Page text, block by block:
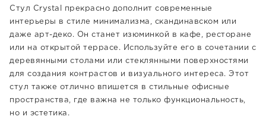
Стул Crystal прекрасно дополнит современные
интерьеры в стиле минимализма, скандинавском или
даже арт-деко. Он станет изюминкой в кафе, ресторане
или на открытой террасе. Используйте его в сочетании с
деревянными столами или стеклянными поверхностями
для создания контрастов и визуального интереса. Этот
стул также отлично впишется в стильные офисные
пространства, где важна не только функциональность,
но и эстетика.